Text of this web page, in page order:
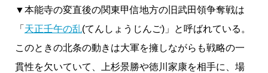
▼本能寺の変直後の関東甲信地方の旧武田領争奪戦は
「 天正壬午の乱(てんしょうじんご)」と呼ばれている。
このときの北条の動きは大軍を擁しながらも戦略の一
貫性を欠いていて、上杉景勝や徳川家康を相手に、場